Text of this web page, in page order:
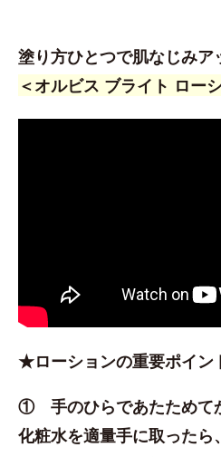
塗り方ひとつで肌なじみア
＜オルビス ブライト ロー
★ローションの重要ポイ
① 手のひらであたためて
化粧水を適量手に取った